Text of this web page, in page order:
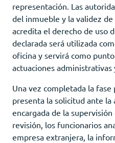
representación. Las
del inmueble y la validez
acredita el derecho de uso
declarada será utilizada
oficina y servirá como
actuaciones administrativas
Una vez completada la
presenta la solicitud ante
encargada de la
revisión, los funcionarios
empresa extranjera, la